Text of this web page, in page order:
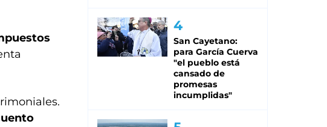
San Cayetano:
para García Cuerva
"el pueblo está
cansado de
promesas
incumplidas"